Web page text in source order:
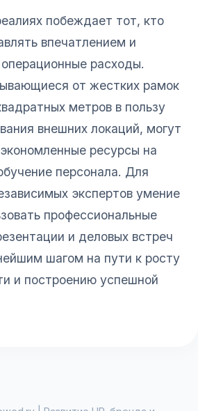
побеждает тот, кто
впечатлением и
расходы.
от жестких рамок
метров в пользу
внешних локаций, могут
ресурсы на
персонала. Для
экспертов умение
профессиональные
и деловых встреч
шагом на пути к росту
и построению успешной